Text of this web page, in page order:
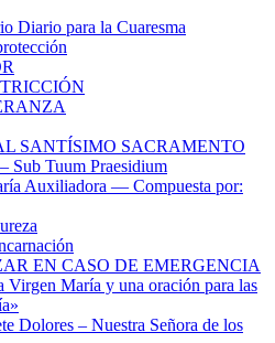
Diario para la Cuaresma
SANTÍSIMO SACRAMENTO
Sub Tuum Praesidium
Auxiliadora — Compuesta por:
EN CASO DE EMERGENCIA
Virgen María y una oración para las
Dolores – Nuestra Señora de los